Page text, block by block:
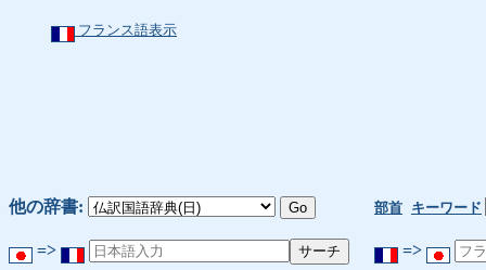
フランス語表示
他の辞書: 部首 キーワード
=> =>